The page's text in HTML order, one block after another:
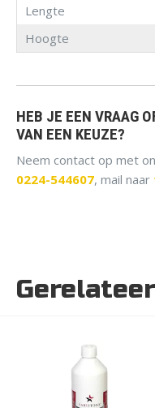
Lengte
Hoogte
HEB JE EEN VRAAG
VAN EEN KEUZE?
Neem contact op met
0224-544607, mail naar